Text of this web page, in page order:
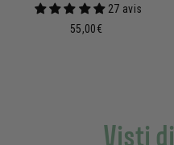
27 avis
55,00€
Visti